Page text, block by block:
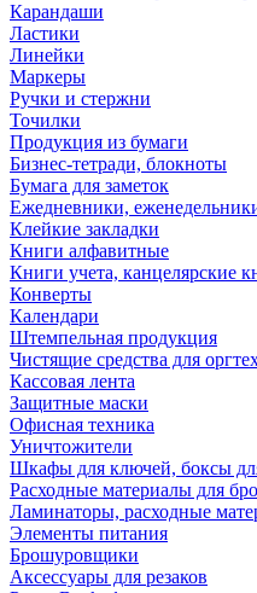
Карандаши
Ластики
Линейки
Маркеры
Ручки и стержни
Точилки
Продукция из бумаги
Бизнес-тетради, блокноты
Бумага для заметок
Ежедневники,
Клейкие закладки
Книги алфавитные
Книги учета, канцелярские
Конверты
Календари
Штемпельная продукция
Чистящие средства для
Кассовая лента
Защитные маски
Офисная техника
Уничтожители
Шкафы для ключей, боксы
Расходные материалы для
Ламинаторы, расходные
Элементы питания
Брошуровщики
Аксессуары для резаков